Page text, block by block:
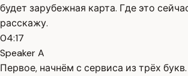
будет зарубежная карта. Где это
расскажу.
04:17
Speaker A
Первое, начнём с сервиса из трёх